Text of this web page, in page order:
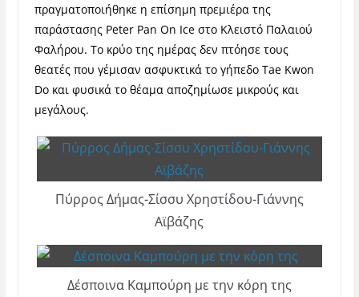
πραγματοποιήθηκε η επίσημη πρεμιέρα της
παράστασης Peter Pan On Ice στο Κλειστό Παλαιού
Φαλήρου. Το κρύο της ημέρας δεν πτόησε τους
θεατές που γέμισαν ασφυκτικά το γήπεδο Tae Kwon
Do και φυσικά το θέαμα αποζημίωσε μικρούς και
μεγάλους.
Πύρρος Δήμας-Σίσσυ Χρηστίδου-Γιάννης
Αϊβάζης
Δέσποινα Καμπούρη με την κόρη της